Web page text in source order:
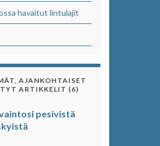
havaitut lintulajit
AJANKOHTAISET
ARTIKKELIT (6)
pesivistä